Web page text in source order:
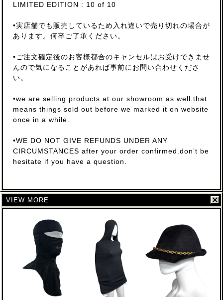
LIMITED EDITION : 10 of 10
•実店舗でも販売しているため入れ違いで売り切れの場合が
あります。何卒ご了承ください。
•ご注文確定後のお客様都合のキャンセルはお受けできませ
んので気になることがあれば事前にお問い合わせくださ
い。
•we are selling products at our showroom as well.that
means things sold out before we marked it on website
once in a while.
•WE DO NOT GIVE REFUNDS UNDER ANY
CIRCUMSTANCES after your order confirmed.don’t be
hesitate if you have a question.
VIEW MORE